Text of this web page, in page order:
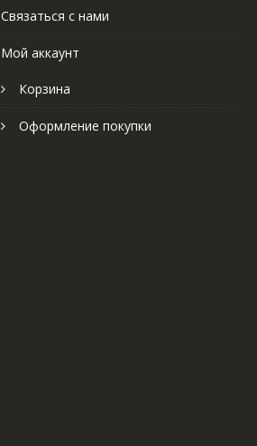
Связаться с нами
Мой аккаунт
Корзина
Оформление покупки